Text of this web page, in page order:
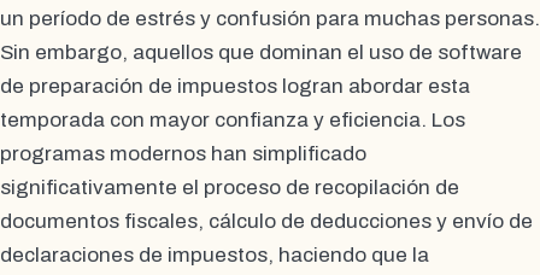
un período de estrés y confusión para muchas personas.
Sin embargo, aquellos que dominan el uso de software
de preparación de impuestos logran abordar esta
temporada con mayor confianza y eficiencia. Los
programas modernos han simplificado
significativamente el proceso de recopilación de
documentos fiscales, cálculo de deducciones y envío de
declaraciones de impuestos, haciendo que la